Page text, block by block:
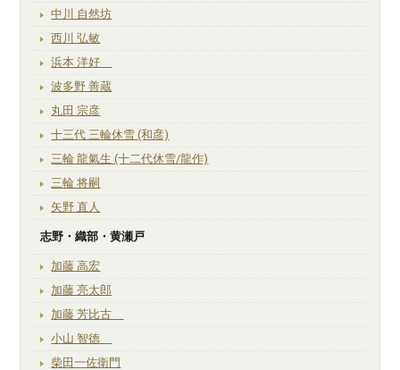
中川 自然坊
西川 弘敏
浜本 洋好
波多野 善蔵
丸田 宗彦
十三代 三輪休雪 (和彦)
三輪 龍氣生 (十二代休雪/龍作)
三輪 将嗣
矢野 直人
志野・織部・黄瀬戸
加藤 高宏
加藤 亮太郎
加藤 芳比古
小山 智徳
柴田一佐衛門